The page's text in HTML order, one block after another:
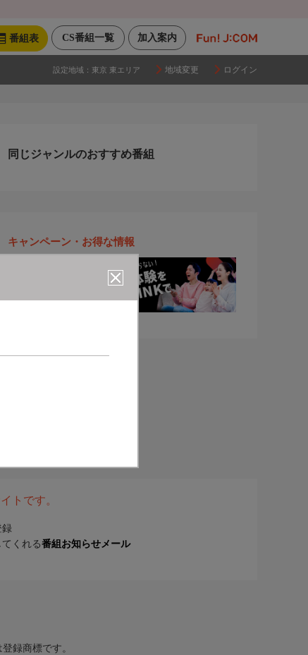
加入案内
CS番組一覧
番組表
設定地域： 東京 東エリア 地域変更 ログイン
同じジャンルのおすすめ番組
キャンペーン・お得な情報
トです。
くれる番組お知らせメール
録商標です。